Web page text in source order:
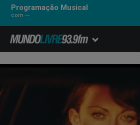
Programação Musical
com ---